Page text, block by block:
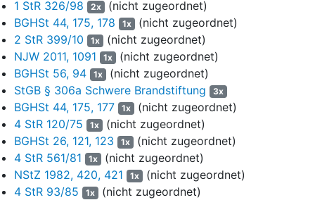
höchstrichterlich nicht entschieden. Während im Schrifttum
überwiegend in Anlehnung an die Auslegung des insoweit
gleichlautenden§ 306b Abs. 1 Alternative 2 StGB
Einzelnen unterschiedlichen Begründungen Zahlen zwischen
"mehr als drei" (Wessels/Hettinger/Engländer, StrafR BT 1, 44.
Aufl., Rn. 968; für eine Mindestanzahl von zehn Personen:
LK/Valerius, StGB, 13. Aufl., § 308 Rn. 19; SSW-StGB/Wolters,
5. Aufl., § 306b Rn. 4; Matt/Renzikowski/Dietmeier, StGB, § 308
Rn. 6, § 306b Rn. 4 f.; für eine Mindestanzahl von zwanzig
Personen: MüKoStGB/Radtke, 3. Aufl., § 306b Rn. 8 f.; Fischer,
StGB, 69. Aufl., § 306b Rn. 5) und fünfzig Personen (freilich
ohne Begründung: Cantzler, JA 1999, 474, 476) genannt werden,
hat der Bundesgerichtshof - ebenfalls für das gleichlautend in
1 StR 326/98 2x (nicht zugeordnet)
BGHSt 44, 175, 178
1x (nicht zugeordnet)
2 StR 399/10
1x (nicht zugeordnet)
NJW 2011, 1091
1x (nicht zugeordnet)
BGHSt 56, 94
1x (nicht zugeordnet)
StGB § 306a Schwere Brandstiftung
3x
BGHSt 44, 175, 177 1x (nicht zugeordnet)
4 StR 120/75
1x (nicht zugeordnet)
BGHSt 26, 121, 123
1x (nicht zugeordnet)
4 StR 561/81
1x (nicht zugeordnet)
NStZ 1982, 420, 421
1x (nicht zugeordnet)
4 StR 93/85
1x (nicht zugeordnet)